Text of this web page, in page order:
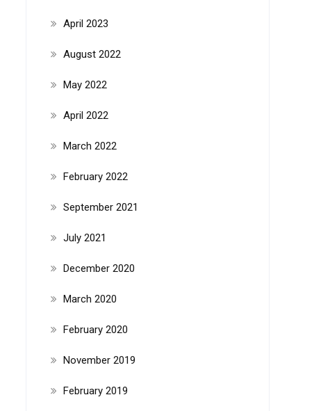
April 2023
August 2022
May 2022
April 2022
March 2022
February 2022
September 2021
July 2021
December 2020
March 2020
February 2020
November 2019
February 2019